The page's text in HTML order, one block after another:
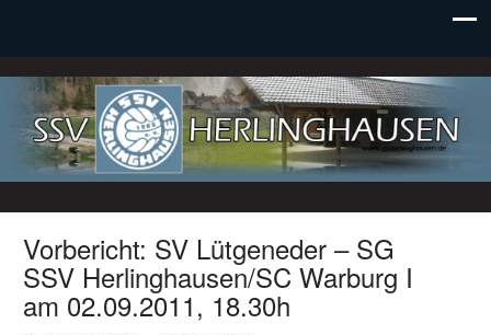
SSV Herlinghausen e. V.
Vorbericht: SV Lütgeneder – SG
SSV Herlinghausen/SC Warburg I
am 02.09.2011, 18.30h